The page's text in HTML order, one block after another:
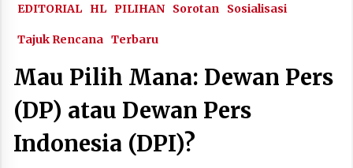
EDITORIAL HL PILIHAN Sorotan Sosialisasi
Tajuk Rencana Terbaru
Mau Pilih Mana: Dewan Pers
(DP) atau Dewan Pers
Indonesia (DPI)?